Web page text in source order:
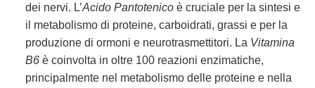
dei nervi. L’Acido Pantotenicoè cruciale per la sintesi e
il metabolismo di proteine, carboidrati, grassi e per la
produzione di ormoni e neurotrasmettitori. La Vitamina
B6è coinvolta in oltre 100 reazioni enzimatiche,
principalmente nel metabolismo delle proteine e nella